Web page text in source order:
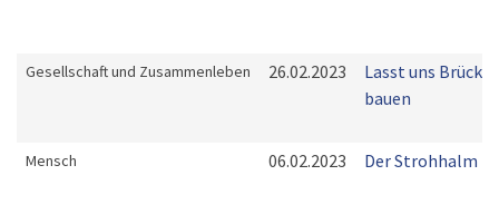
Gesellschaft und Zusammenleben 26.02.2023
Lasst uns
bauen
Mensch 06.02.2023 Der Strohhalm